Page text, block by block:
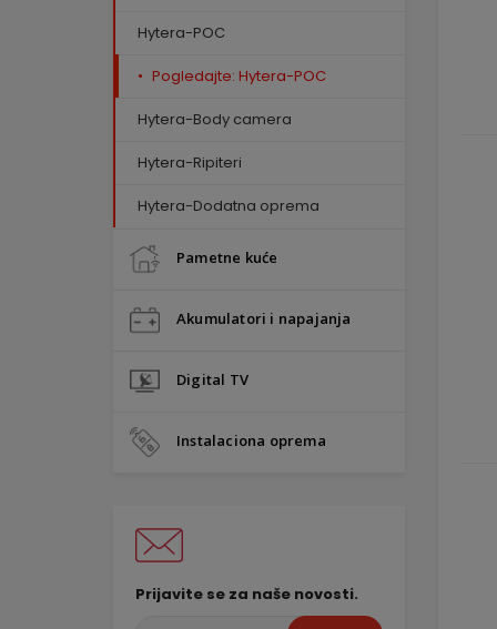
Hytera-POC
Pogledajte: Hytera-POC
Hytera-Body camera
Hytera-Ripiteri
Hytera-Dodatna oprema
Pametne kuće
Akumulatori i napajanja
Digital TV
Instalaciona oprema
Prijavite se za naše novosti.